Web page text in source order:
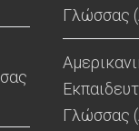
Γλώσσας
Γλώσσας